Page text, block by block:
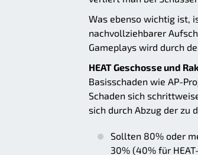
Was ebenso wichtig ist,
nachvollziehbarer
Gameplays wird durch
HEAT Geschosse und
Basisschaden wie AP-
Schaden sich
sich durch Abzug der zu
Sollten 80% oder
30% (40% für